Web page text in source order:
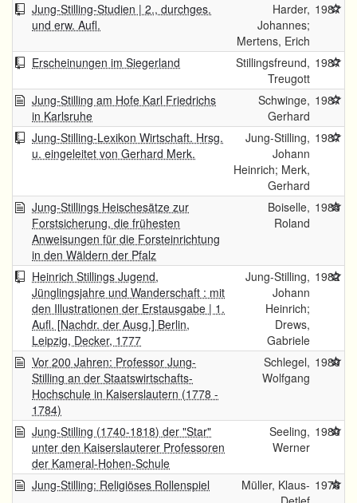
Jung-Stilling-Studien | 2., durchges.
und erw. Aufl.
Harder,
Johannes;
Mertens, Erich
1987
Erscheinungen im Siegerland
Stillingsfreund,
Treugott
1987
Jung-Stilling am Hofe Karl Friedrichs
in Karlsruhe
Schwinge,
Gerhard
1987
Jung-Stilling-Lexikon Wirtschaft. Hrsg.
u. eingeleitet von Gerhard Merk.
Jung-Stilling,
Johann
Heinrich; Merk,
Gerhard
1987
Jung-Stillings Heischesätze zur
Forstsicherung, die frühesten
Anweisungen für die Forsteinrichtung
in den Wäldern der Pfalz
Boiselle,
Roland
1985
Heinrich Stillings Jugend,
Jünglingsjahre und Wanderschaft : mit
den Illustrationen der Erstausgabe | 1.
Aufl. [Nachdr. der Ausg.] Berlin,
Leipzig, Decker, 1777
Jung-Stilling,
Johann
Heinrich;
Drews,
Gabriele
1982
Vor 200 Jahren: Professor Jung-
Stilling an der Staatswirtschafts-
Hochschule in Kaiserslautern (1778 -
1784)
Schlegel,
Wolfgang
1980
Jung-Stilling (1740-1818) der "Star"
unter den Kaiserslauterer Professoren
der Kameral-Hohen-Schule
Seeling,
Werner
1980
Jung-Stilling: Religiöses Rollenspiel
Müller, Klaus- 1976